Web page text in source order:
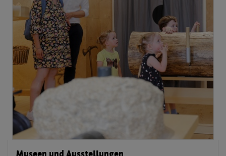
Museen und Ausstellungen